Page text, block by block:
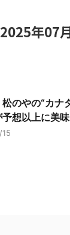
年07
松のやの“カ
想以上に美